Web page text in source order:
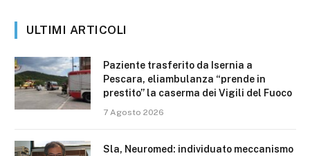
ULTIMI ARTICOLI
Paziente trasferito da Isernia a
Pescara, eliambulanza “prende in
prestito” la caserma dei Vigili del Fuoco
7 Agosto 2026
Sla, Neuromed: individuato meccanismo